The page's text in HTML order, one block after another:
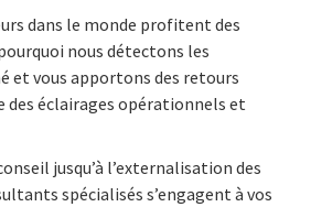
dans le monde profitent des
pourquoi nous détectons les
et vous apportons des retours
des éclairages opérationnels et
jusqu’à l’externalisation des
spécialisés s’engagent à vos